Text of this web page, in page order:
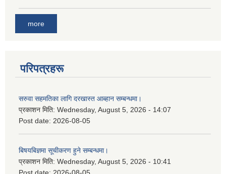
more
परिपत्रहरू
सरुवा सहमतिका लागि दरखास्त आब्हान सम्बन्धमा।
प्रकाशन मिति: Wednesday, August 5, 2026 - 14:07
Post date: 2026-08-05
बिषयबिज्ञमा सूचीकरण हुने सम्बन्धमा।
प्रकाशन मिति: Wednesday, August 5, 2026 - 10:41